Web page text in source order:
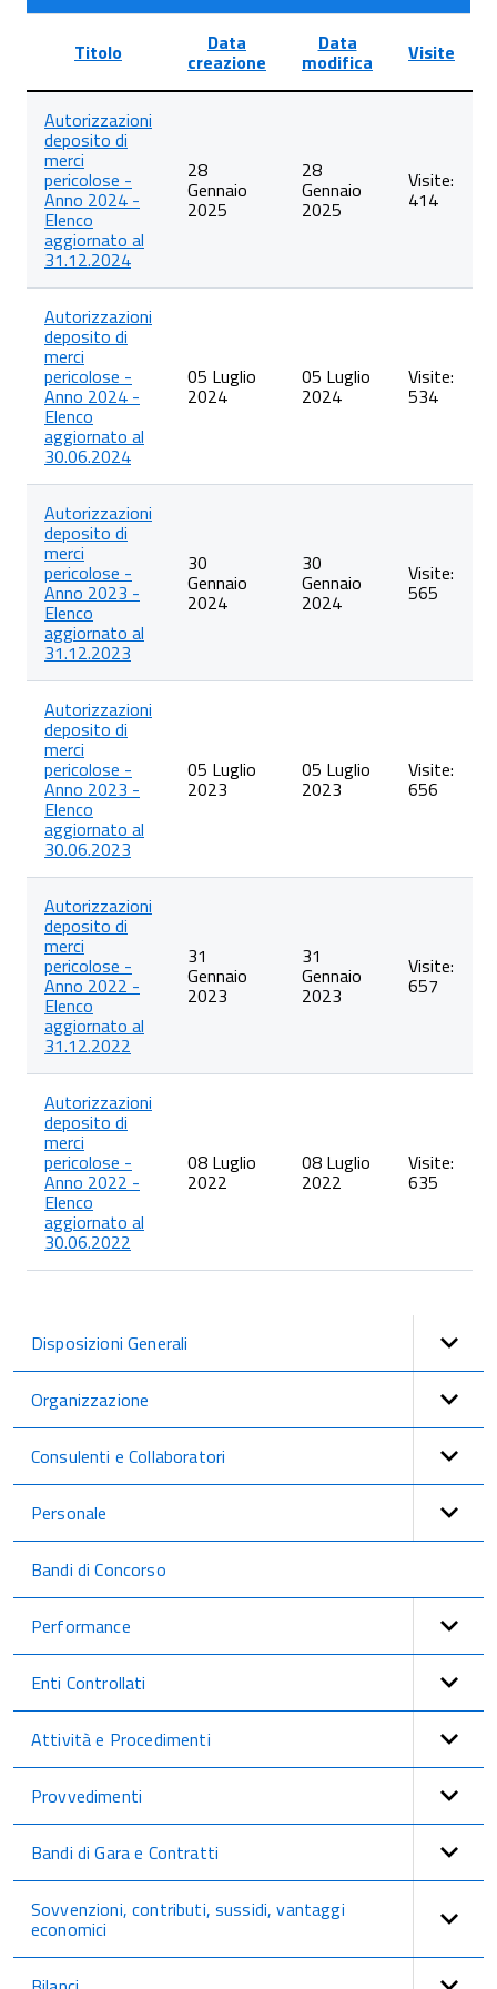
degli
articoli
nella
categoria
Rilascio
autorizzazioni
deposito
di
pericolose
Titolo Data
creazione
Data
modifica Visite
Autorizzazioni
deposito di
merci
pericolose -
Anno 2024 -
Elenco
aggiornato al
31.12.2024
28
Gennaio
2025
28
Gennaio
2025
Visite:
414
Autorizzazioni
deposito di
merci
pericolose -
Anno 2024 -
Elenco
aggiornato al
30.06.2024
05 Luglio
2024
05 Luglio
2024
Visite:
534
Autorizzazioni
deposito di
merci
pericolose -
Anno 2023 -
Elenco
aggiornato al
31.12.2023
30
Gennaio
2024
30
Gennaio
2024
Visite:
565
Autorizzazioni
deposito di
merci
pericolose -
Anno 2023 -
Elenco
aggiornato al
30.06.2023
05 Luglio
2023
05 Luglio
2023
Visite:
656
Autorizzazioni
deposito di
merci
pericolose -
Anno 2022 -
Elenco
aggiornato al
31.12.2022
31
Gennaio
2023
31
Gennaio
2023
Visite:
657
Autorizzazioni
deposito di
merci
pericolose -
Anno 2022 -
Elenco
aggiornato al
30.06.2022
08 Luglio
2022
08 Luglio
2022
Visite:
635
Disposizioni Generali
Organizzazione
Consulenti e Collaboratori
Personale
Bandi di Concorso
Performance
Enti Controllati
Attività e Procedimenti
Provvedimenti
Bandi di Gara e Contratti
Sovvenzioni, contributi, sussidi, vantaggi
economici